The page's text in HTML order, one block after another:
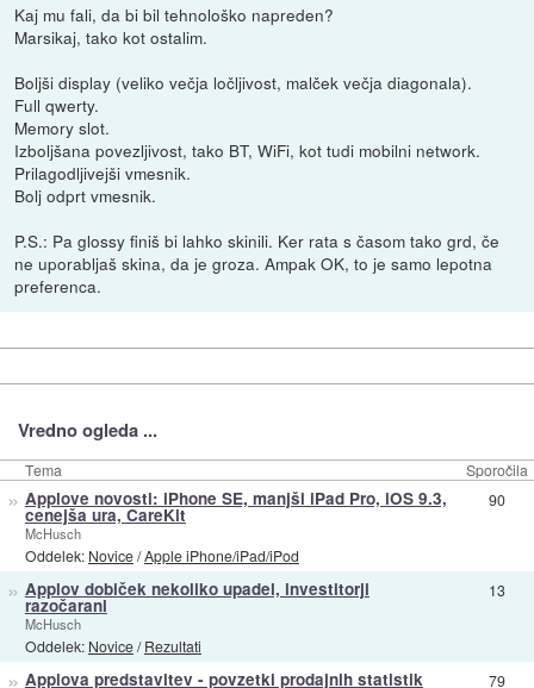
Kaj mu fali, da bi bil tehnološko napreden?
Marsikaj, tako kot ostalim.
Boljši display (veliko večja ločljivost, malček večja diagonala).
Full qwerty.
Memory slot.
Izboljšana povezljivost, tako BT, WiFi, kot tudi mobilni network.
Prilagodljivejši vmesnik.
Bolj odprt vmesnik.
P.S.: Pa glossy finiš bi lahko skinili. Ker rata s časom tako grd, če
ne uporabljaš skina, da je groza. Ampak OK, to je samo lepotna
preferenca.
Vredno ogleda ...
Tema Sporočila
» Applove novosti: iPhone SE, manjši iPad Pro, iOS 9.3,
cenejša ura, CareKit
McHusch
Oddelek: Novice/Apple iPhone/iPad/iPod
90
» Applov dobiček nekoliko upadel, investitorji
razočarani
McHusch
Oddelek: Novice/Rezultati
13
» Applova predstavitev - povzetki prodajnih statistik 79